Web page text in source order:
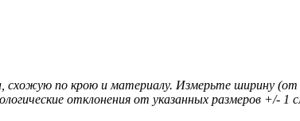
схожую по крою и материалу. Измерьте ширину
отклонения от указанных размеров +/- 1